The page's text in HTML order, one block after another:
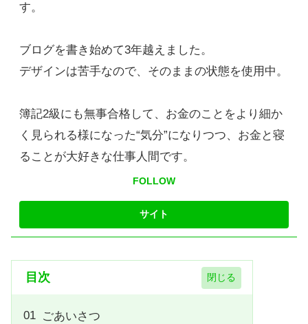
す。
ブログを書き始めて3年越えました。
デザインは苦手なので、そのままの状態を使用中。
簿記2級にも無事合格して、お金のことをより細か
く見られる様になった“気分”になりつつ、お金と寝
ることが大好きな仕事人間です。
FOLLOW
目次
ごあいさつ